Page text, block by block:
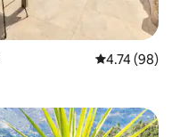
5 ರಲ್ಲಿ 4.74
4.74 (98)